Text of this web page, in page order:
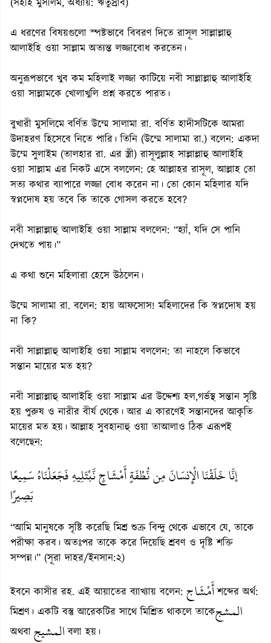
(সহীহ মুসলিম, অধ্যায়: ঋতুস্রাব)
এ ধরণের বিষয়গুলো স্পষ্টভাবে বিবরণ দিতে রাসূল সাল্লাল্লাহু
আলাইহি ওয়া সাল্লাম অত্যন্ত লজ্জাবোধ করতেন।
অনুরূপভাবে খুব কম মহিলাই লজ্জা কাটিয়ে নবী সাল্লাল্লাহু আলাইহি
ওয়া সাল্লামকে খোলাখুলি প্রশ্ন করতে পারত।
বুখারী মুসলিমে বর্ণিত উম্মে সালামা রা. বর্ণিত হাদীসটিকে আমরা
উদাহরণ হিসেবে নিতে পারি। তিনি (উম্মে সালামা রা.) বলেন: একদা
উম্মে সুলাইম (তালহার রা. এর স্ত্রী) রাসূলুল্লাহ সাল্লাল্লাহু আলাইহি
ওয়া সাল্লাম এর নিকট এসে বললেন: হে আল্লাহর রাসূল, আল্লাহ তো
সত্য কথার ব্যাপারে লজ্জা বোধ করেন না। তো কোন মহিলার যদি
স্বপ্নদোষ হয় তবে কি তাকে গোসল করতে হবে?
নবী সাল্লাল্লাহু আলাইহি ওয়া সাল্লাম বললেন: “হ্যাঁ, যদি সে পানি
দেখতে পায়।”
এ কথা শুনে মহিলারা হেসে উঠলেন।
উম্মে সালামা রা. বলেন: হায় আফসোস! মহিলাদের কি স্বপ্নদোষ হয়
না কি?
নবী সাল্লাল্লাহু আলাইহি ওয়া সাল্লাম বললেন: তা নাহলে কিভাবে
সন্তান মায়ের মত হয়?
নবী সাল্লাল্লাহু আলাইহি ওয়া সাল্লাম এর উদ্দেশ্য হল,গর্ভস্থ সন্তান সৃষ্টি
হয় পুরুষ ও নারীর বীর্য থেকে। আর এ কারণেই সন্তানদের আকৃতি
মায়ের মত হয়। আল্লাহ সুবহানাহু ওয়া তাআলাও ঠিক এরূপই
বলেছেন:
إنَّا خَلَقْنَا الْإِنسَانَ مِن نُّطْفَةٍ أَمْشَاجٍ نَّبْتَلِيهِ فَجَعَلْنَاهُ سَمِيعًا
بَصِيرًا
“আমি মানুষকে সৃষ্টি করেছি মিশ্র শুক্র বিন্দু থেকে এভাবে যে, তাকে
পরীক্ষা করব। অতঃপর তাকে করে দিয়েছি শ্রবণ ও দৃষ্টি শক্তি
সম্পন্ন।” (সূরা দাহর/ইনসান:২)
ইবনে কাসীর রহ. এই আয়াতের ব্যাখ্যায় বলেন: أَمْشَاجশব্দের অর্থ:
মিশ্রণ। একটি বস্তু আরেকটির সাথে মিশ্রিত থাকলে তাকেالمشج
অথবা المشيجবলা হয়।